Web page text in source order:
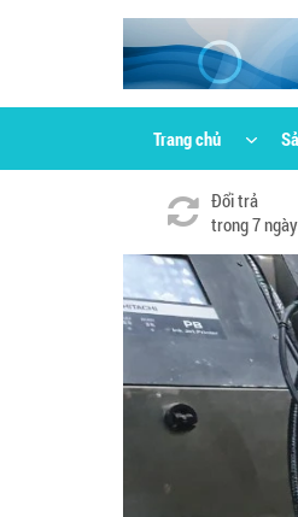
Trang chủ
Đổi trả
trong 7 ngày